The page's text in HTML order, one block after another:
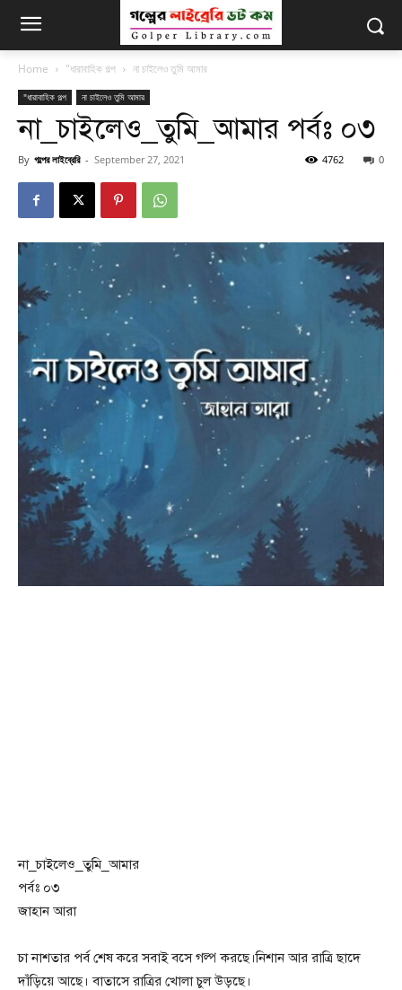
Home "ধারাবাহিক গল্প না চাইলেও তুমি আমার
"ধারাবাহিক গল্প না চাইলেও তুমি আমার
না_চাইলেও_তুমি_আমার পর্বঃ ০৩
By গল্পের লাইব্রেরি - September 27, 2021 0
4762
না_চাইলেও_তুমি_আমার
পর্বঃ ০৩
জাহান আরা
চা নাশতার পর্ব শেষ করে সবাই বসে গল্প করছে।নিশান আর রাত্রি ছাদে
দাঁড়িয়ে আছে। বাতাসে রাত্রির খোলা চুল উড়ছে।